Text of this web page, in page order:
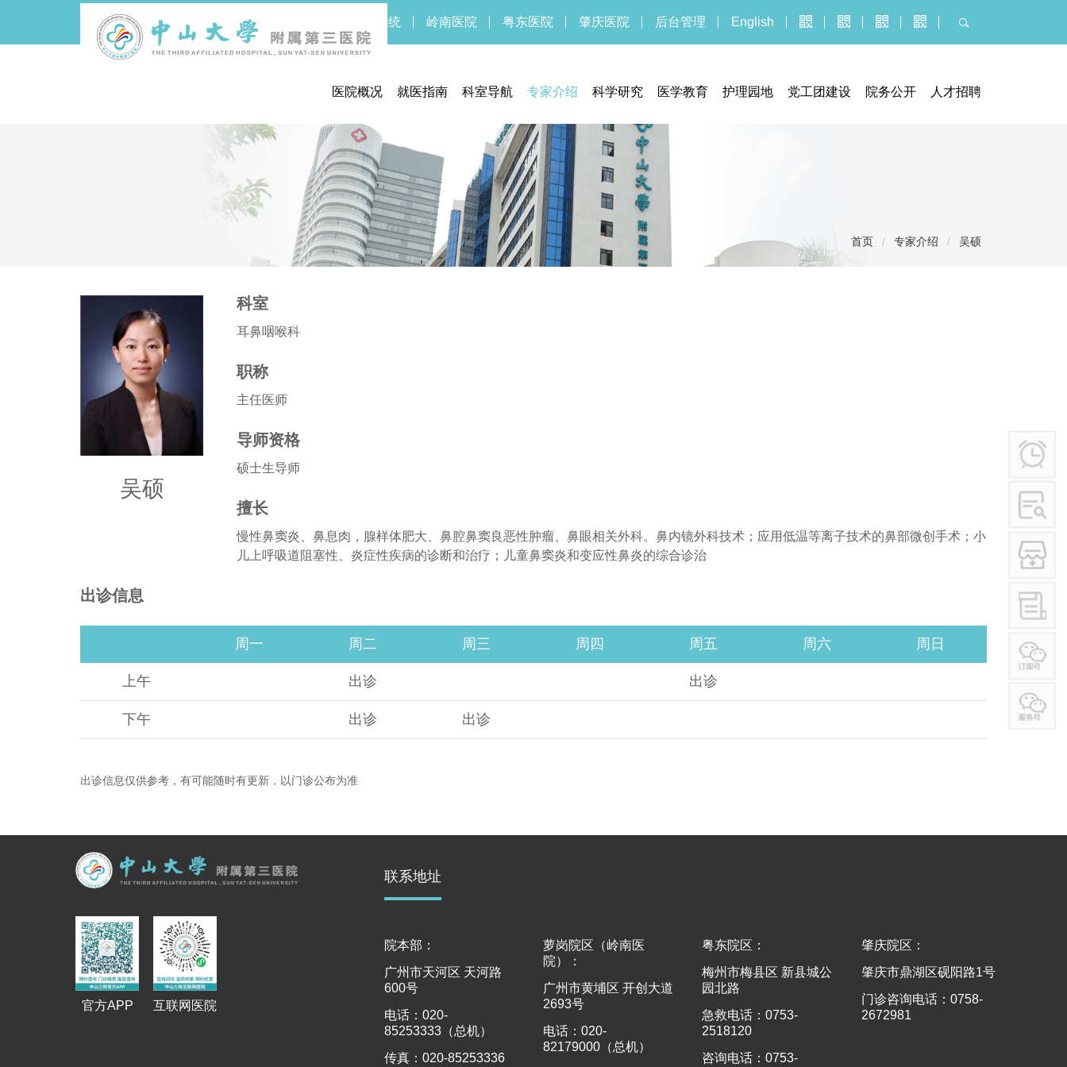
新OA系统 岭南医院 粤东医院 肇庆医院 后台管理 English
医院概况
医院领导
医院文化
医院新闻
医疗设备
期刊中心
就医指南
住院指南
交通信息
联系方式
体检须知
科室导航 专家介绍 科学研究
医学伦理委员会
实验医学部
期刊中心
医学教育 护理园地 党工团建设 院务公开
社会捐赠
人才招聘
首页 / 专家介绍 / 吴硕
吴硕
科室
耳鼻咽喉科
职称
主任医师
导师资格
硕士生导师
擅长
慢性鼻窦炎、鼻息肉，腺样体肥大、鼻腔鼻窦良恶性肿瘤、鼻眼相关外科。鼻内镜外科技术；应用低温等离子技术的鼻部微创手术；小
儿上呼吸道阻塞性、炎症性疾病的诊断和治疗；儿童鼻窦炎和变应性鼻炎的综合诊治
出诊信息
周一 周二 周三 周四 周五 周六 周日
上午 出诊 出诊
下午 出诊 出诊
出诊信息仅供参考，有可能随时有更新，以门诊公布为准
官方APP 互联网医院
联系地址
院本部：
广州市天河区 天河路
600号
电话：020-
85253333（总机）
传真：020-85253336
萝岗院区（岭南医
院）：
广州市黄埔区 开创大道
2693号
电话：020-
82179000（总机）
粤东院区：
梅州市梅县区 新县城公
园北路
急救电话：0753-
2518120
咨询电话：0753-
肇庆院区：
肇庆市鼎湖区砚阳路1号
门诊咨询电话：0758-
2672981